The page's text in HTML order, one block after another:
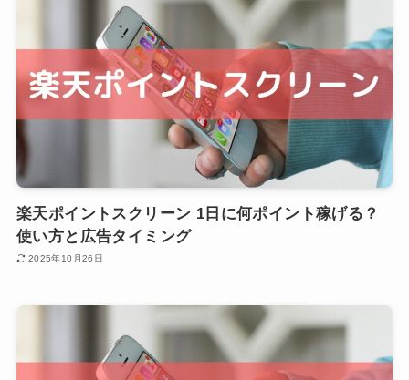
楽天ポイントスクリーン 1日に何ポイント稼げる？
使い方と広告タイミング
2025年10月26日